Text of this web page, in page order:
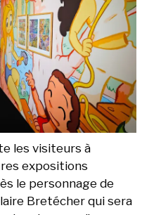
les visiteurs à
expositions
le personnage de
Bretécher qui sera